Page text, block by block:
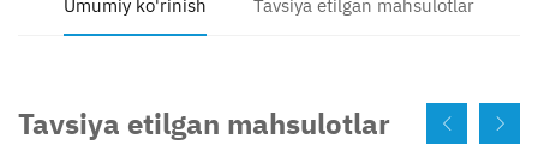
Umumiy ko'rinish Tavsiya etilgan mahsulotlar
Tavsiya etilgan mahsulotlar